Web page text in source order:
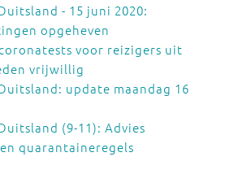
- 15 juni 2020:
opgeheven
voor reizigers uit
vrijwillig
update maandag 16
(9-11): Advies
quarantaineregels